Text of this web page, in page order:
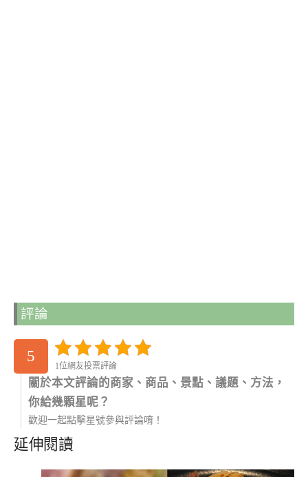
評論
5
1位網友投票評論
關於本文評論的商家、商品、景點、議題、方法，
你給幾顆星呢？
歡迎一起點擊星號參與評論唷！
延伸閱讀